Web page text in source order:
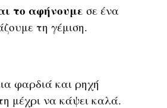
το αφήνουμε σε ένα
τη γέμιση.
φαρδιά και ρηχή
μέχρι να κάψει καλά.